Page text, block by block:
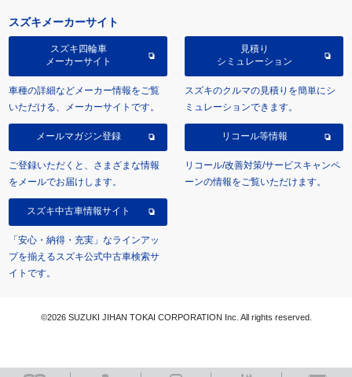
スズキメーカーサイト
スズキ四輪車
メーカーサイト
車種の詳細などメーカー情報をご覧
いただける、メーカーサイトです。
見積り
シミュレーション
スズキのクルマの見積りを簡単にシ
ミュレーションできます。
メールマガジン登録
ご登録いただくと、さまざまな情報
をメールでお届けします。
リコール等情報
リコール/改善対策/サービスキャンペ
ーンの情報をご覧いただけます。
スズキ中古車情報サイト
「安心・納得・充実」なラインアッ
プを揃えるスズキ公式中古車検索サ
イトです。
©2026 SUZUKI JIHAN TOKAI CORPORATION Inc. All rights reserved.